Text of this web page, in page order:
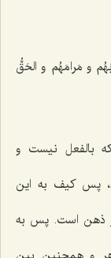
و مَرامَهُم و الحَقُّ
بالفعل نیست و
پس کیف به این
ذهن است. پس به